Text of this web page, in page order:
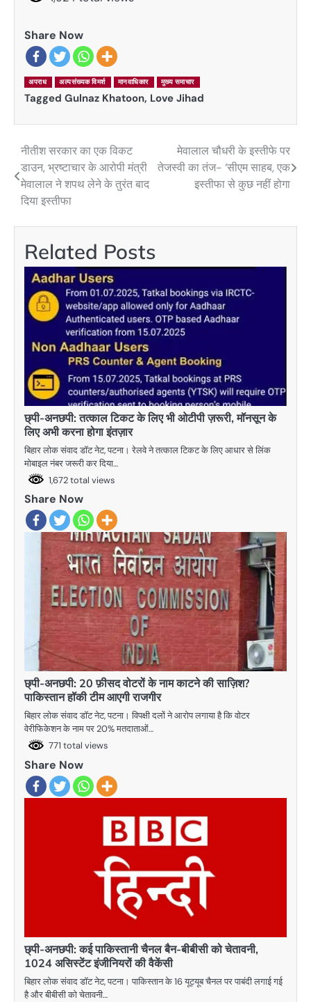
Share Now
अपराध अल्पसंख्यक विमर्श मानवाधिकार मुख्य समाचार
Tagged Gulnaz Khatoon, Love Jihad
Post
navigation
नीतीश सरकार का एक विकट
डाउन, भ्रष्टाचार के आरोपी मंत्री
मेवालाल ने शपथ लेने के तुरंत बाद
दिया इस्तीफा
मेवालाल चौधरी के इस्तीफे पर
तेजस्वी का तंज- ‘सीएम साहब, एक
इस्तीफा से कुछ नहीं होगा
Related Posts
छ्पी-अनछपी: तत्काल टिकट के लिए भी ओटीपी ज़रूरी, मॉनसून के
लिए अभी करना होगा इंतज़ार
बिहार लोक संवाद डॉट नेट, पटना। रेलवे ने तत्काल टिकट के लिए आधार से लिंक
मोबाइल नंबर जरूरी कर दिया…
1,672 total views
Share Now
छ्पी-अनछपी: 20 फ़ीसद वोटरों के नाम काटने की साज़िश?
पाकिस्तान हॉकी टीम आएगी राजगीर
बिहार लोक संवाद डॉट नेट, पटना। विपक्षी दलों ने आरोप लगाया है कि वोटर
वेरीफिकेशन के नाम पर 20% मतदाताओं…
771 total views
Share Now
छ्पी-अनछपी: कई पाकिस्तानी चैनल बैन-बीबीसी को चेतावनी,
1024 असिस्टेंट इंजीनियरों की वैकेंसी
बिहार लोक संवाद डॉट नेट, पटना। पाकिस्तान के 16 यूट्यूब चैनल पर पाबंदी लगाई गई
है और बीबीसी को चेतावनी…